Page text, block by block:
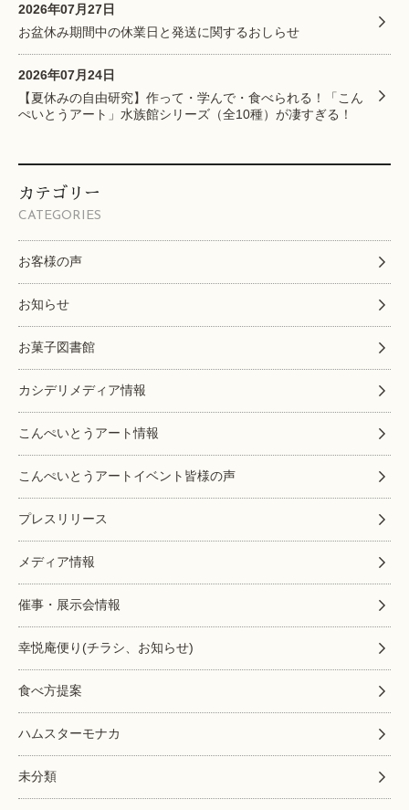
2026年07月27日
お盆休み期間中の休業日と発送に関するおしらせ
2026年07月24日
【夏休みの自由研究】作って・学んで・食べられる！「こん
ぺいとうアート」水族館シリーズ（全10種）が凄すぎる！
カテゴリー
CATEGORIES
お客様の声
お知らせ
お菓子図書館
カシデリメディア情報
こんぺいとうアート情報
こんぺいとうアートイベント皆様の声
プレスリリース
メディア情報
催事・展示会情報
幸悦庵便り(チラシ、お知らせ)
食べ方提案
ハムスターモナカ
未分類